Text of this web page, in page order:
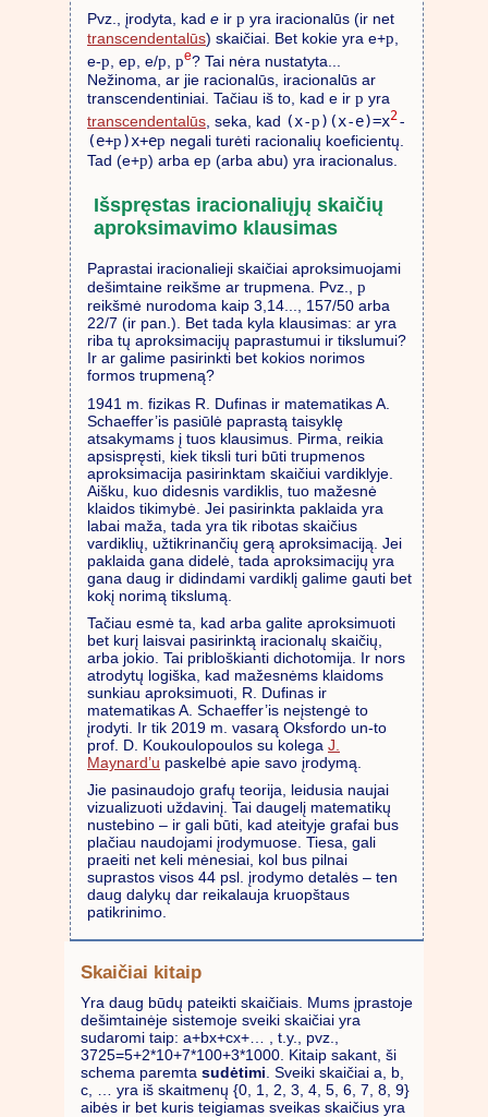
Pvz., įrodyta, kad e ir p yra iracionalūs (ir net
transcendentalūs) skaičiai. Bet kokie yra e+p,
e-p , ep , e/p pe? Tai nėra nustatyta...
Nežinoma, ar jie racionalūs, iracionalūs ar
transcendentiniai. Tačiau iš to, kad e ir p yra
transcendentalūs , seka, kad (x-p)(x-e)=x2-
(e+p)x+ep negali turėti racionalių koeficientų.
Tad (e+p) arba ep (arba abu) yra iracionalus.
Išspręstas iracionaliųjų skaičių
aproksimavimo klausimas
Paprastai iracionalieji skaičiai aproksimuojami
dešimtaine reikšme ar trupmena. Pvz., p
reikšmė nurodoma kaip 3,14..., 157/50 arba
22/7 (ir pan.). Bet tada kyla klausimas: ar yra
riba tų aproksimacijų paprastumui ir tikslumui?
Ir ar galime pasirinkti bet kokios norimos
formos trupmeną?
1941 m. fizikas R. Dufinas ir matematikas A.
Schaeffer’is pasiūlė paprastą taisyklę
atsakymams į tuos klausimus. Pirma, reikia
apsispręsti, kiek tiksli turi būti trupmenos
aproksimacija pasirinktam skaičiui vardiklyje.
Aišku, kuo didesnis vardiklis, tuo mažesnė
klaidos tikimybė. Jei pasirinkta paklaida yra
labai maža, tada yra tik ribotas skaičius
vardiklių, užtikrinančių gerą aproksimaciją. Jei
paklaida gana didelė, tada aproksimacijų yra
gana daug ir didindami vardiklį galime gauti bet
kokį norimą tikslumą.
Tačiau esmė ta, kad arba galite aproksimuoti
bet kurį laisvai pasirinktą iracionalų skaičių,
arba jokio. Tai pribloškianti dichotomija. Ir nors
atrodytų logiška, kad mažesnėms klaidoms
sunkiau aproksimuoti, R. Dufinas ir
matematikas A. Schaeffer’is neįstengė to
įrodyti. Ir tik 2019 m. vasarą Oksfordo un-to
prof. D. Koukoulopoulos su kolega J.
Maynard’u paskelbė apie savo įrodymą.
Jie pasinaudojo grafų teorija, leidusia naujai
vizualizuoti uždavinį. Tai daugelį matematikų
nustebino – ir gali būti, kad ateityje grafai bus
plačiau naudojami įrodymuose. Tiesa, gali
praeiti net keli mėnesiai, kol bus pilnai
suprastos visos 44 psl. įrodymo detalės – ten
daug dalykų dar reikalauja kruopštaus
patikrinimo.
Skaičiai kitaip
Yra daug būdų pateikti skaičiais. Mums įprastoje
dešimtainėje sistemoje sveiki skaičiai yra
sudaromi taip: a+bx+cx+… , t.y., pvz.,
3725=5+2*10+7*100+3*1000. Kitaip sakant, ši
schema paremta sudėtimi . Sveiki skaičiai a, b,
c, … yra iš skaitmenų {0, 1, 2, 3, 4, 5, 6, 7, 8, 9}
aibės ir bet kuris teigiamas sveikas skaičius yra